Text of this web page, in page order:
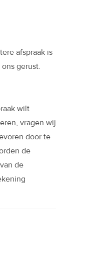
afspraak is
gerust.
wilt
vragen wij
door te
de
de